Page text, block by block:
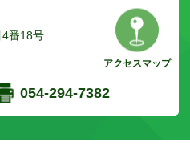
4番18号
アクセスマップ
054-294-7382